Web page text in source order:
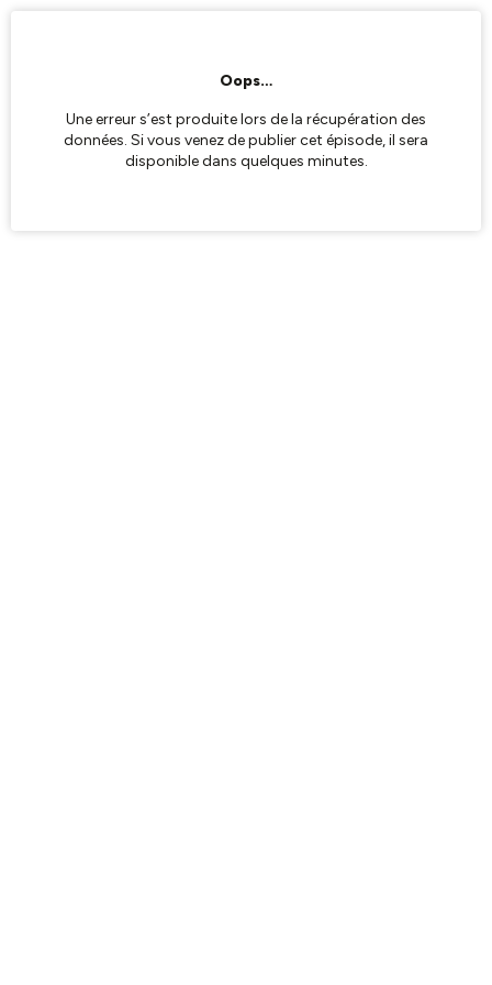
Oops…
Une erreur s’est produite lors de la récupération des
données. Si vous venez de publier cet épisode, il sera
disponible dans quelques minutes.